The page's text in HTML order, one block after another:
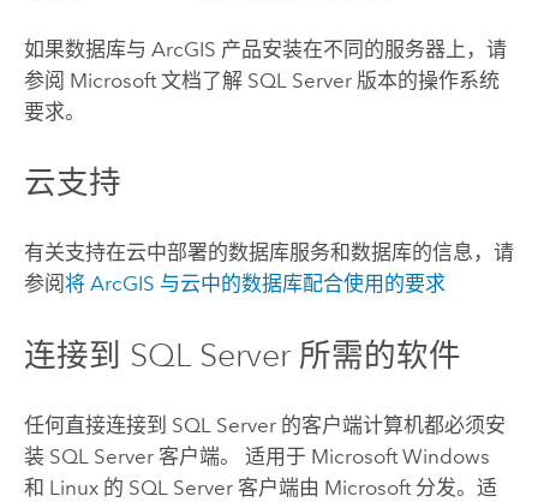
如果数据库与 ArcGIS 产品安装在不同的服务器上，请
参阅 Microsoft文档了解 SQL Server版本的操作系统
要求。
云支持
有关支持在云中部署的数据库服务和数据库的信息，请
参阅将 ArcGIS 与云中的数据库配合使用的要求
连接到 SQL Server所需的软件
任何直接连接到 SQL Server的客户端计算机都必须安
装 SQL Server客户端。 适用于 Microsoft Windows
和 Linux的 SQL Server客户端由 Microsoft分发。适